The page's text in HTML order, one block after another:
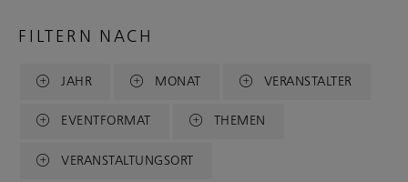
FILTERN NACH
JAHR MONAT VERANSTALTER
EVENTFORMAT THEMEN
VERANSTALTUNGSORT